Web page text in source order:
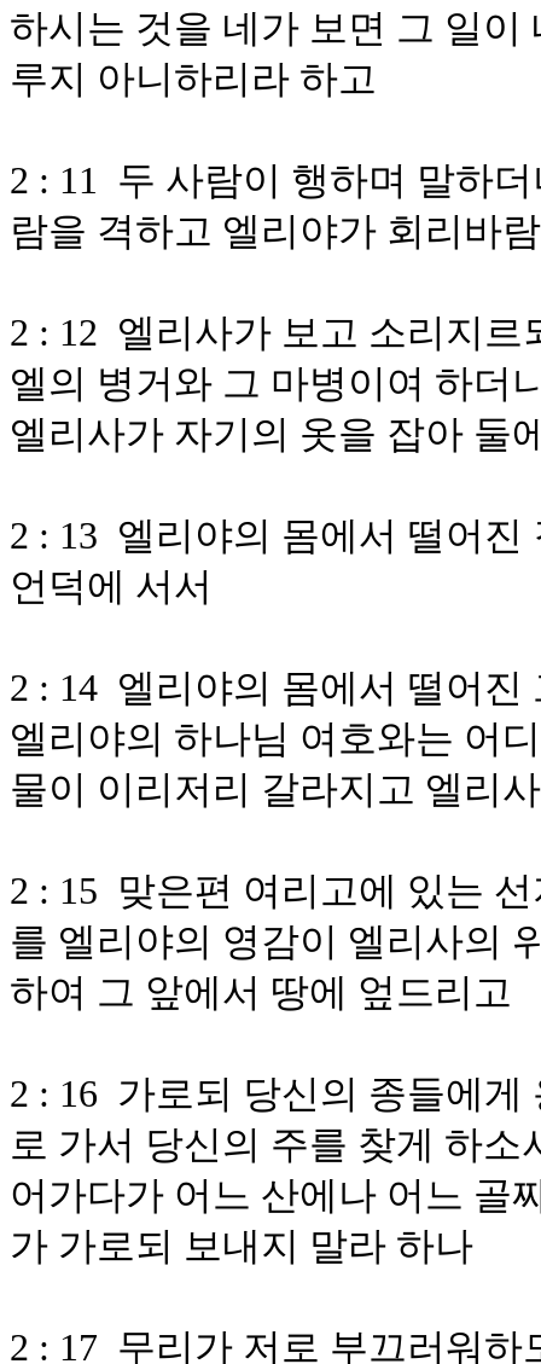
하시는 것을 네가 보면 그 일
루지 아니하리라 하고
2 : 11 두 사람이 행하며 말하
람을 격하고 엘리야가 회리바
2 : 12 엘리사가 보고 소리지
엘의 병거와 그 마병이여 하더
엘리사가 자기의 옷을 잡아 둘
2 : 13 엘리야의 몸에서 떨어
언덕에 서서
2 : 14 엘리야의 몸에서 떨어
엘리야의 하나님 여호와는 어
물이 이리저리 갈라지고 엘리
2 : 15 맞은편 여리고에 있는
를 엘리야의 영감이 엘리사의
하여 그 앞에서 땅에 엎드리고
2 : 16 가로되 당신의 종들에
로 가서 당신의 주를 찾게 하
어가다가 어느 산에나 어느 골
가 가로되 보내지 말라 하나
2 : 17 무리가 저로 부끄러워